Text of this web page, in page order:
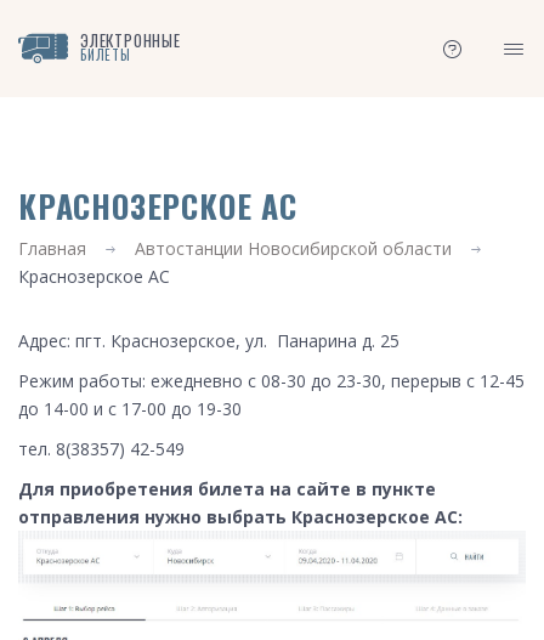
ЭЛЕКТРОННЫЕ
БИЛЕТЫ
КРАСНОЗЕРСКОЕ АС
Главная
Автостанции Новосибирской области
Краснозерское АС
Адрес: пгт. Краснозерское, ул. Панарина д. 25
Режим работы: ежедневно с 08-30 до 23-30, перерыв с 12-45
до 14-00 и с 17-00 до 19-30
тел. 8(38357) 42-549
Для приобретения билета на сайте в пункте
отправления нужно выбрать Краснозерское АС: